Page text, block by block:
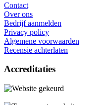
Contact
Over ons
Bedrijf aanmelden
Privacy policy
Algemene voorwaarden
Recensie achterlaten
Accreditaties